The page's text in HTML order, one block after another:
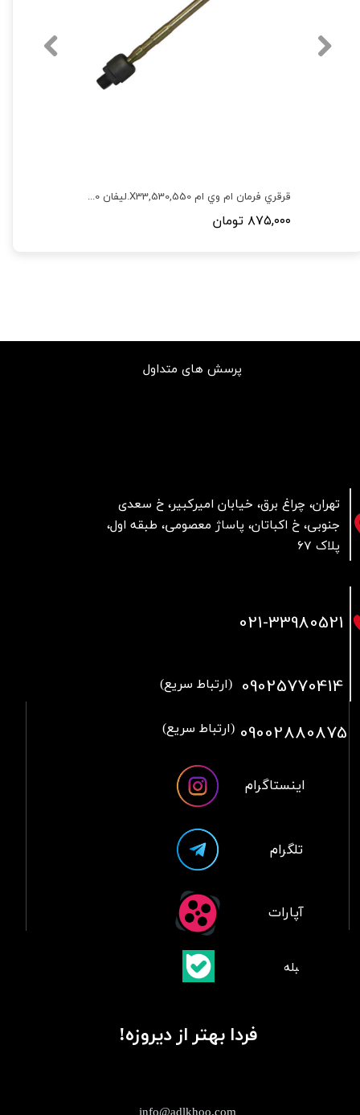
قرقري فرمان ام وي ام 530,550,X33.ليفان X60
۸۷۵,۰۰۰ تومان
تهران، چراغ برق، خیابان امیرکبیر، خ سعدی
جنوبی، خ اکباتان، پاساژ معصومی، طبقه اول،
پلاک 67
پرسش های متداول
021-33980521
09025770414 (ارتباط سریع)
09002880875 (ارتباط سریع)
فردا بهتر از دیروزه!
آپارات
تلگرام
اینستاگرام
​بلبله​​​​​​​بله